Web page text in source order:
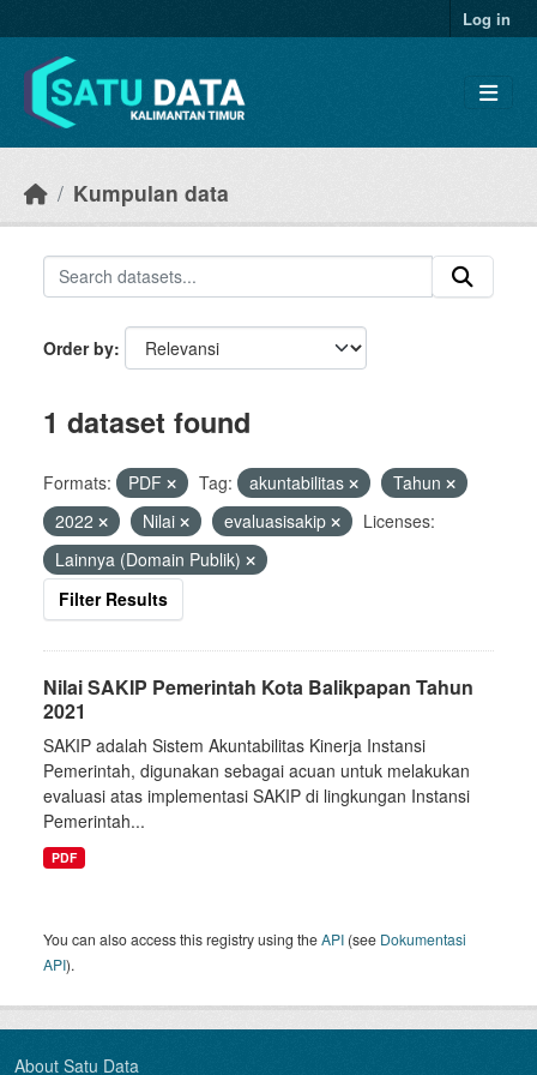
Log in
Kumpulan data
Order by
1 dataset found
Formats: PDF Tag: akuntabilitas
Tahun
2022
Nilai evaluasisakip
Licenses:
Lainnya (Domain Publik)
Filter Results
Nilai SAKIP Pemerintah Kota Balikpapan Tahun
2021
SAKIP adalah Sistem Akuntabilitas Kinerja Instansi
Pemerintah, digunakan sebagai acuan untuk melakukan
evaluasi atas implementasi SAKIP di lingkungan Instansi
Pemerintah...
PDF
You can also access this registry using theAPI (see Dokumentasi
API).
About Satu Data